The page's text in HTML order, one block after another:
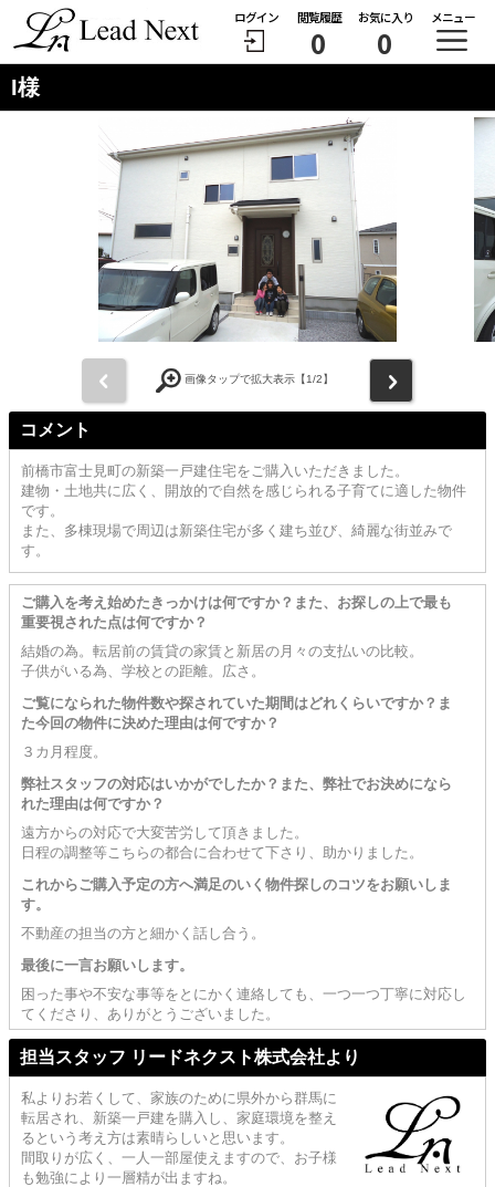
ログイン 閲覧履歴
0
お気に入り
0
メニュー
I様
画像タップで拡大表示【1/2】
コメント
前橋市富士見町の新築一戸建住宅をご購入いただきました。
建物・土地共に広く、開放的で自然を感じられる子育てに適した物件
です。
また、多棟現場で周辺は新築住宅が多く建ち並び、綺麗な街並みで
す。
ご購入を考え始めたきっかけは何ですか？また、お探しの上で最も
重要視された点は何ですか？
結婚の為。転居前の賃貸の家賃と新居の月々の支払いの比較。
子供がいる為、学校との距離。広さ。
ご覧になられた物件数や探されていた期間はどれくらいですか？ま
た今回の物件に決めた理由は何ですか？
３カ月程度。
弊社スタッフの対応はいかがでしたか？また、弊社でお決めになら
れた理由は何ですか？
遠方からの対応で大変苦労して頂きました。
日程の調整等こちらの都合に合わせて下さり、助かりました。
これからご購入予定の方へ満足のいく物件探しのコツをお願いしま
す。
不動産の担当の方と細かく話し合う。
最後に一言お願いします。
困った事や不安な事等をとにかく連絡しても、一つ一つ丁寧に対応し
てくださり、ありがとうございました。
担当スタッフ リードネクスト株式会社より
私よりお若くして、家族のために県外から群馬に
転居され、新築一戸建を購入し、家庭環境を整え
るという考え方は素晴らしいと思います。
間取りが広く、一人一部屋使えますので、お子様
も勉強により一層精が出ますね。